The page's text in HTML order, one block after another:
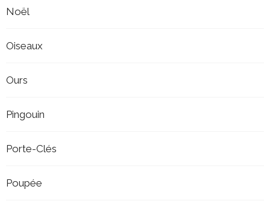
Noël
Oiseaux
Ours
Pingouin
Porte-Clés
Poupée